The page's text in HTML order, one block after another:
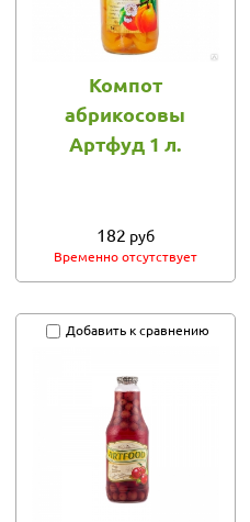
Компот
абрикосовы
Артфуд 1 л.
182 руб
Временно отсутствует
Добавить к сравнению